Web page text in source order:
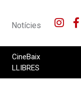
Notícies
CineBaix
LLIBRES